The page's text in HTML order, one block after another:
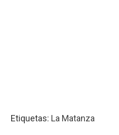
Etiquetas: La Matanza